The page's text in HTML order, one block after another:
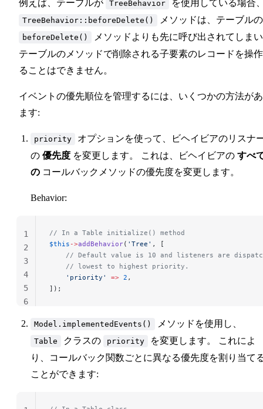
例えば、テーブルが TreeBehavior を使用している場合
TreeBehavior::beforeDelete() メソッドは、テーブルの
beforeDelete()
メソッドよりも先に呼び出されてしま
テーブルのメソッドで削除される子要素のレコードを操
ることはできません。
イベントの優先順位を管理するには、いくつかの方法が
ます:
priority
オプションを使って、ビヘイビアのリスナ
の 優先度 を変更します。 これは、ビヘイビアの すべ
の コールバックメソッドの優先度を変更します。
Behavior:
// In a Table initialize() method
$this ->addBehavior( 'Tree' , [
// Default value is 10 and listeners are
    // lowest to highest priority.
    'priority'
=> 2 ,
]);
1
2
3
4
5
6
Model.implementedEvents() メソッドを使用し、
Table クラスの priority
を変更します。 これによ
り、コールバック関数ごとに異なる優先度を割り当て
ことができます: